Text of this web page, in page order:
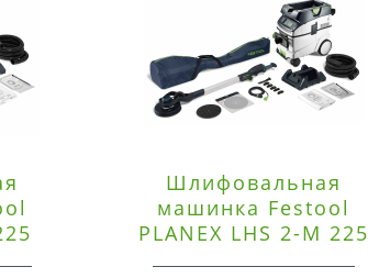
Шлифовальная
машинка Festool
PLANEX LHS 2-M 225